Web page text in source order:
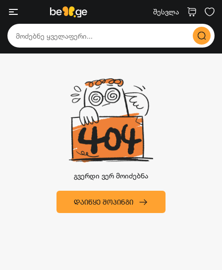
შესვლა
გვერდი ვერ მოიძებნა
ᲓᲐᲘᲬᲧᲔ ᲨᲝᲞᲘᲜᲒᲘ